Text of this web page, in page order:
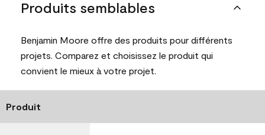
Produits semblables
Benjamin Moore offre des produits pour différents
projets. Comparez et choisissez le produit qui
convient le mieux à votre projet.
Produit